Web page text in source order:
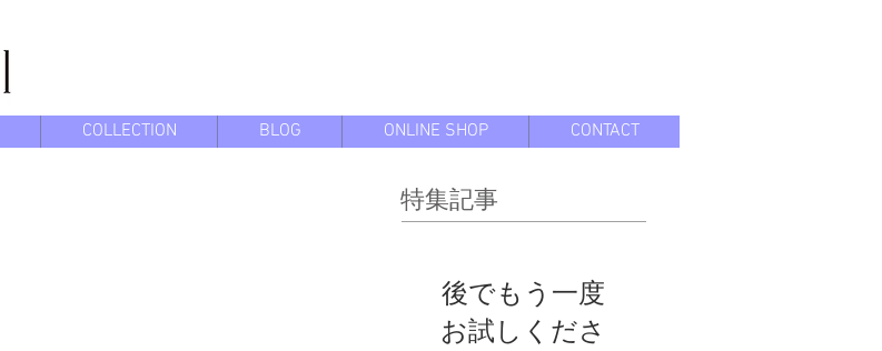
COLLECTION BLOG ONLINE SHOP CONTACT
特集記事
後でもう一度
お試しくださ